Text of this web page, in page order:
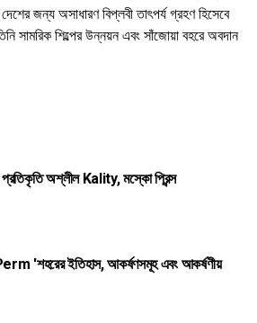
জন্য অসাধারণ বিপ্লবী তাৎপর্য গ্রহণ হিসেবে
সামরিক শিল্পের উন্নয়ন এবং সাঁজোয়া বহরে অবদান
প্রতিকৃতি অশ্লীল Kality, মস্কো প্রিন্স
'শহরের ইতিহাস, আকর্ষণসমূহ এবং আকর্ষণীয়